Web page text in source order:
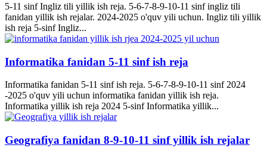
5-11 sinf Ingliz tili yillik ish reja. 5-6-7-8-9-10-11 sinf ingliz tili
fanidan yillik ish rejalar. 2024-2025 o'quv yili uchun. Ingliz tili yillik
ish reja 5-sinf Ingliz...
Informatika fanidan 5-11 sinf ish reja
Informatika fanidan 5-11 sinf ish reja. 5-6-7-8-9-10-11 sinf 2024
-2025 o'quv yili uchun informatika fanidan yillik ish reja.
Informatika yillik ish reja 2024 5-sinf Informatika yillik...
Geografiya fanidan 8-9-10-11 sinf yillik ish rejalar